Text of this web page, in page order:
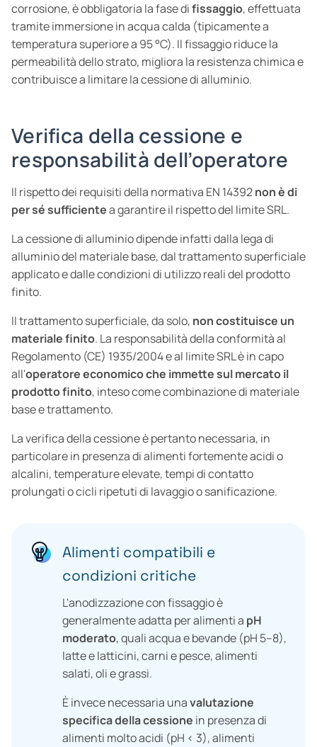
corrosione, è obbligatoria la fase difissaggio, effettuata
tramite immersione in acqua calda (tipicamente a
temperatura superiore a 95 °C). Il fissaggio riduce la
permeabilità dello strato, migliora la resistenza chimica e
contribuisce a limitare la cessione di alluminio.
Verifica della cessione e
responsabilità dell’operatore
Il rispetto dei requisiti della normativa EN 14392non è di
per sé sufficientea garantire il rispetto del limite SRL.
La cessione di alluminio dipende infatti dalla lega di
alluminio del materiale base, dal trattamento superficiale
applicato e dalle condizioni di utilizzo reali del prodotto
finito.
Il trattamento superficiale, da solo, non costituisce un
materiale finito. La responsabilità della conformità al
Regolamento (CE) 1935/2004 e al limite SRL è in capo
all'operatore economico che immette sul mercato il
prodotto finito, inteso come combinazione di materiale
base e trattamento.
La verifica della cessione è pertanto necessaria, in
particolare in presenza di alimenti fortemente acidi o
alcalini, temperature elevate, tempi di contatto
prolungati o cicli ripetuti di lavaggio o sanificazione.
Alimenti compatibili e
condizioni critiche
L'anodizzazione con fissaggio è
generalmente adatta per alimenti a pH
moderato, quali acqua e bevande (pH 5–8),
latte e latticini, carni e pesce, alimenti
salati, oli e grassi.
È invece necessaria unavalutazione
specifica della cessione in presenza di
alimenti molto acidi (pH < 3), alimenti